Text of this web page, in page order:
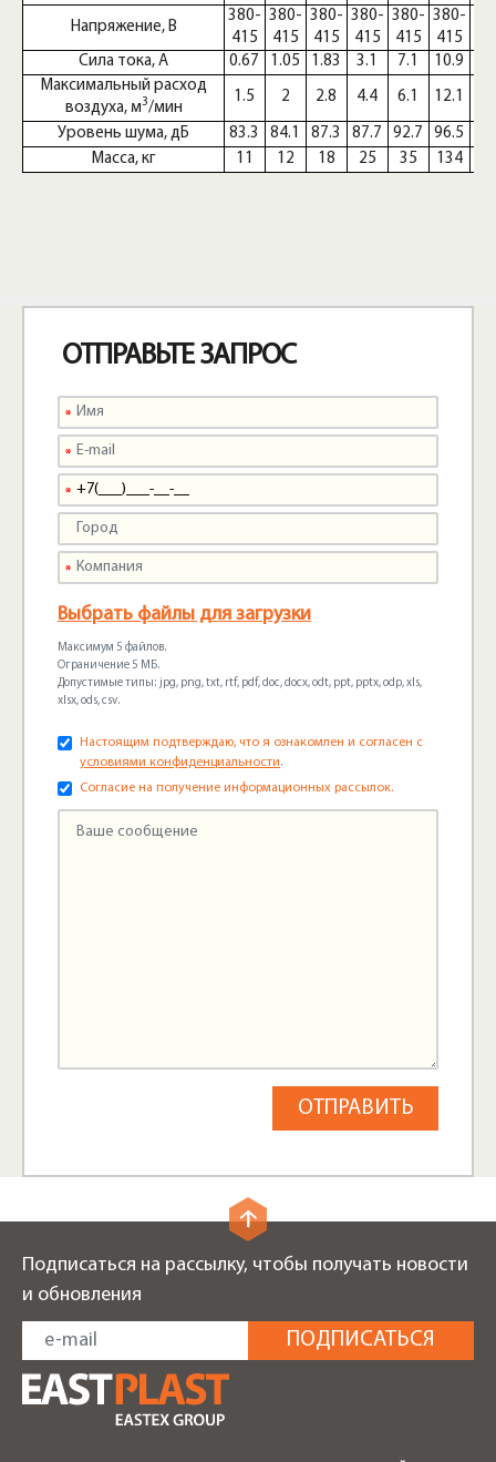
Напряжение, В
Сила тока, А
Максимальный расход
воздуха, м3/мин
Уровень шума, дБ
Масса, кг
380-
415
380-
415
380-
415
380-
415
380-
415
380-
415
0.67
1.05 1.83 3.1 7.1 10.9
1.5 2 2.8 4.4 6.1 12.1
83.3 84.1 87.3 87.7 92.7 96.5
11
12 18 25 35 134
ОТПРАВЬТЕ ЗАПРОС
Выбрать файлы для загрузки
Максимум 5 файлов.
Ограничение 5 МБ.
Допустимые типы: jpg, png, txt, rtf, pdf, doc, docx, odt, ppt, pptx, odp, xls,
xlsx, ods, csv.
Настоящим подтверждаю, что я ознакомлен и согласен с
условиями конфиденциальности.
Согласие на получение информационных рассылок.
Подписаться на рассылку, чтобы получать новости
и обновления